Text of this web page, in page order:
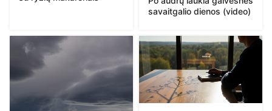
savaitgalio dienos (video)